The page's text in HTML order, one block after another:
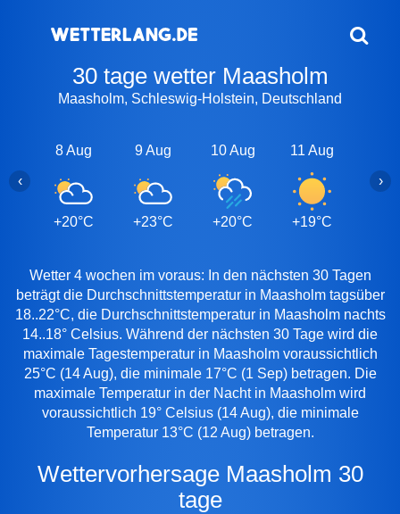
30 tage wetter Maasholm
Maasholm, Schleswig-Holstein, Deutschland
8 Aug
+20°C
9 Aug
+23°C
10 Aug
+20°C
11 Aug
+19°C
‹ ›
Wetter 4 wochen im voraus: In den nächsten 30 Tagen
beträgt die Durchschnittstemperatur in Maasholm tagsüber
18..22°C, die Durchschnittstemperatur in Maasholm nachts
14..18° Celsius. Während der nächsten 30 Tage wird die
maximale Tagestemperatur in Maasholm voraussichtlich
25°C (14 Aug), die minimale 17°C (1 Sep) betragen. Die
maximale Temperatur in der Nacht in Maasholm wird
voraussichtlich 19° Celsius (14 Aug), die minimale
Temperatur 13°C (12 Aug) betragen.
Wettervorhersage Maasholm 30
tage